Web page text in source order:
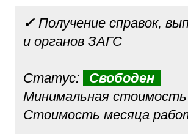
✓ Получение справок,
и органов ЗАГС
Статус:
Свободен
Минимальная стоимость
Стоимость месяца